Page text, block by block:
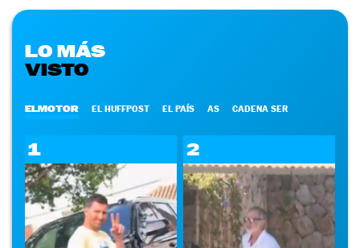
LO MÁS
VISTO
ELMOTOR EL HUFFPOST EL PAÍS AS CADENA SER
1 2